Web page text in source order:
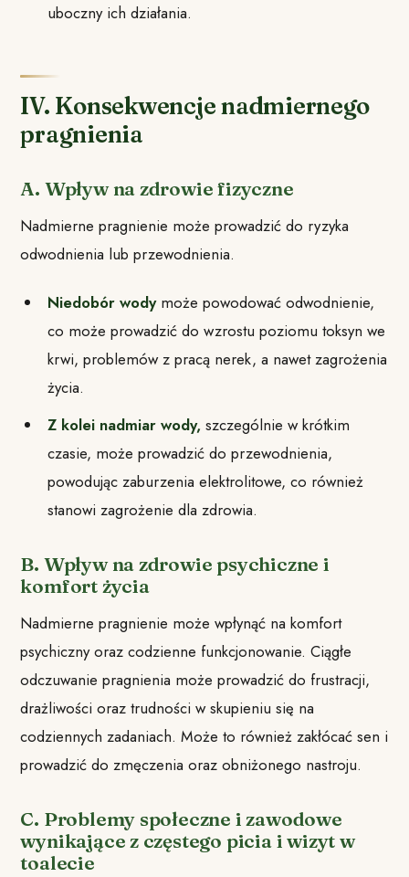
uboczny ich działania.
IV. Konsekwencje nadmiernego
pragnienia
A. Wpływ na zdrowie fizyczne
Nadmierne pragnienie może prowadzić do ryzyka
odwodnienia lub przewodnienia.
Niedobór wodymoże powodować odwodnienie,
co może prowadzić do wzrostu poziomu toksyn we
krwi, problemów z pracą nerek, a nawet zagrożenia
życia.
Z kolei nadmiar wody, szczególnie w krótkim
czasie, może prowadzić do przewodnienia,
powodując zaburzenia elektrolitowe, co również
stanowi zagrożenie dla zdrowia.
B. Wpływ na zdrowie psychiczne i
komfort życia
Nadmierne pragnienie może wpłynąć na komfort
psychiczny oraz codzienne funkcjonowanie. Ciągłe
odczuwanie pragnienia może prowadzić do frustracji,
drażliwości oraz trudności w skupieniu się na
codziennych zadaniach. Może to również zakłócać sen i
prowadzić do zmęczenia oraz obniżonego nastroju.
C. Problemy społeczne i zawodowe
wynikające z częstego picia i wizyt w
toalecie